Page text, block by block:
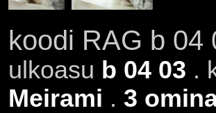
koodi RAG b 04
ulkoasu b 04 03 .
Meirami . 3